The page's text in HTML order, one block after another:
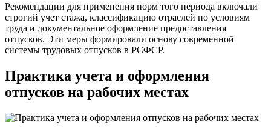
Рекомендации для применения норм того периода включали
строгий учет стажа, классификацию отраслей по условиям
труда и документальное оформление предоставления
отпусков. Эти меры формировали основу современной
системы трудовых отпусков в РСФСР.
Практика учета и оформления
отпусков на рабочих местах